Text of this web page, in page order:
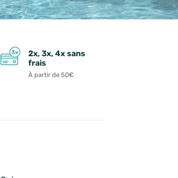
2x, 3x, 4x sans
frais
À partir de 50€